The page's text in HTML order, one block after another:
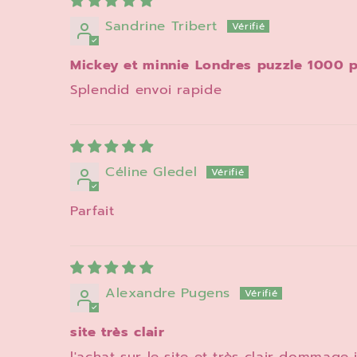
Sandrine Tribert
Mickey et minnie Londres puzzle 1000
Splendid envoi rapide
Céline Gledel
Parfait
Alexandre Pugens
site très clair